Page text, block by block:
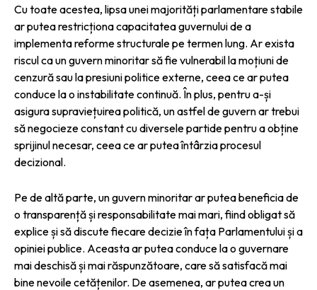
Cu toate acestea, lipsa unei majorități parlamentare stabile
ar putea restricționa capacitatea guvernului de a
implementa reforme structurale pe termen lung. Ar exista
riscul ca un guvern minoritar să fie vulnerabil la moțiuni de
cenzură sau la presiuni politice externe, ceea ce ar putea
conduce la o instabilitate continuă. În plus, pentru a-și
asigura supraviețuirea politică, un astfel de guvern ar trebui
să negocieze constant cu diversele partide pentru a obține
sprijinul necesar, ceea ce ar putea întârzia procesul
decizional.
Pe de altă parte, un guvern minoritar ar putea beneficia de
o transparență și responsabilitate mai mari, fiind obligat să
explice și să discute fiecare decizie în fața Parlamentului și a
opiniei publice. Aceasta ar putea conduce la o guvernare
mai deschisă și mai răspunzătoare, care să satisfacă mai
bine nevoile cetățenilor. De asemenea, ar putea crea un